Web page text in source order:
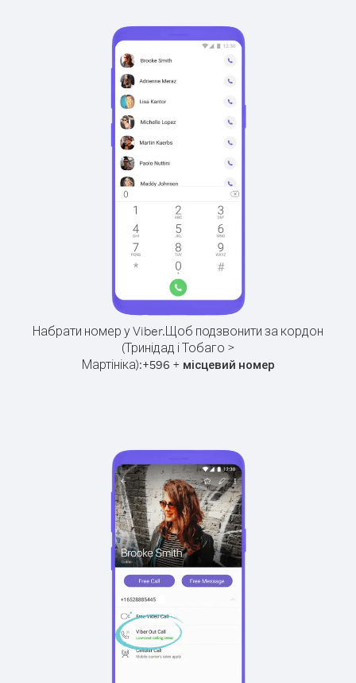
Набрати номер у Viber.Щоб подзвонити за кордон
(Тринідад і Тобаго >
Мартініка):+596 + місцевий номер